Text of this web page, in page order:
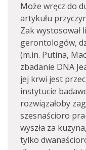
Może wręcz do
artykułu
Zak wystosował
gerontologów,
(m.in. Putina,
zbadanie DNA
jej krwi jest
instytucie
rozwiązałoby
szesnaścioro
wyszła za
tylko